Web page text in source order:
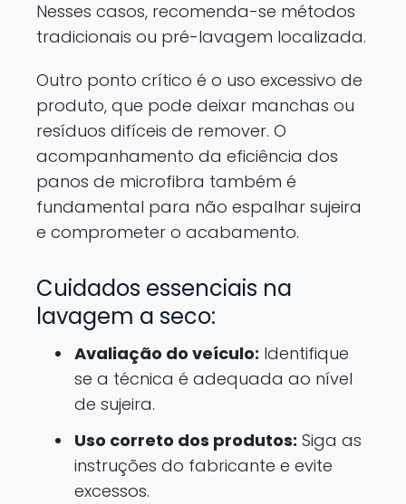
Nesses casos, recomenda-se métodos
tradicionais ou pré-lavagem localizada.
Outro ponto crítico é o uso excessivo de
produto, que pode deixar manchas ou
resíduos difíceis de remover. O
acompanhamento da eficiência dos
panos de microfibra também é
fundamental para não espalhar sujeira
e comprometer o acabamento.
Cuidados essenciais na
lavagem a seco:
Avaliação do veículo: Identifique
se a técnica é adequada ao nível
de sujeira.
Uso correto dos produtos: Siga as
instruções do fabricante e evite
excessos.